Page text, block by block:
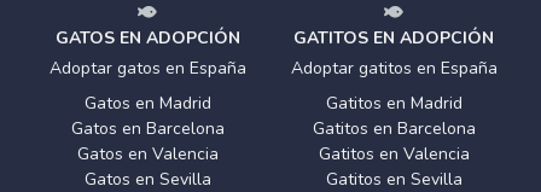
GATOS EN ADOPCIÓN
Adoptar gatos en España
Gatos en Madrid
Gatos en Barcelona
Gatos en Valencia
Gatos en Sevilla
GATITOS EN ADOPCIÓN
Adoptar gatitos en España
Gatitos en Madrid
Gatitos en Barcelona
Gatitos en Valencia
Gatitos en Sevilla